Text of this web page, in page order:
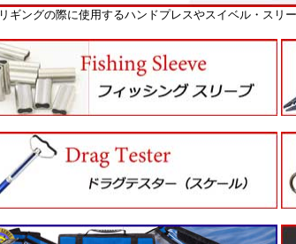
リギングの際に使用するハンドプレスやスイベル・スリ